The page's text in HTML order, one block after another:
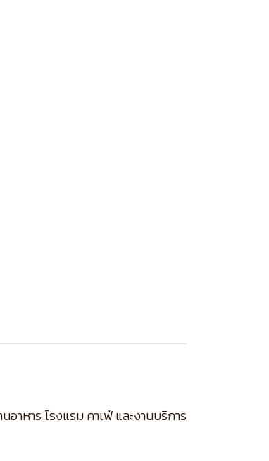
าหาร โรงแรม คาเฟ่ และงานบริการ